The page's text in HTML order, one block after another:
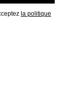
la politique